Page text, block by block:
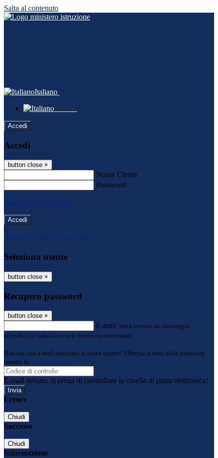
Salta al contenuto
Italiano
Italiano
Accedi
Accedi
button close ×
Nome Utente
Password
Password dimenticata?
-
Entra con SPID
Entra con CIE
Seleziona utente
button close ×
Recupero password
button close ×
E-mail Verrà inviato un messaggio
all'indirizzo indicato con le istruzioni necessarie.
Non hai una e-mail associata al nome utente? Effettua il reset della password
tramite la
Login Spaggiari
E-mail inviata, si prega di controllare la casella di posta elettronica!
Errore
Chiudi
Successo
Chiudi
Informazione